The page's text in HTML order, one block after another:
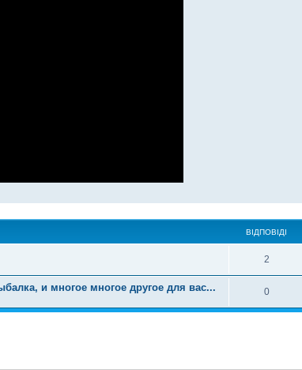
ВІДПОВІДІ
2
и многое многое другое для вас... 0